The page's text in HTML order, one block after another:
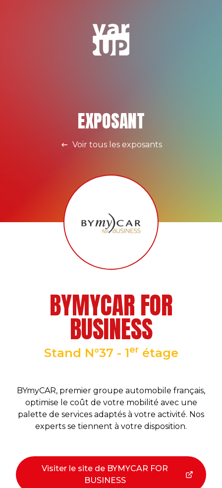
EXPOSANT
Voir tous les exposants
BYMYCAR FOR
BUSINESS
Stand N°37 - 1erétage
BYmyCAR, premier groupe automobile français,
optimise le coût de votre mobilité avec une
palette de services adaptés à votre activité. Nos
experts se tiennent à votre disposition.
Visiter le site de BYMYCAR FOR
BUSINESS